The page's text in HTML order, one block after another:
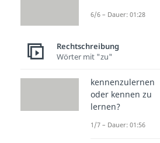
6/6 – Dauer: 01:28
Rechtschreibung
Wörter mit "zu"
kennenzulernen
oder kennen zu
lernen?
1/7 – Dauer: 01:56